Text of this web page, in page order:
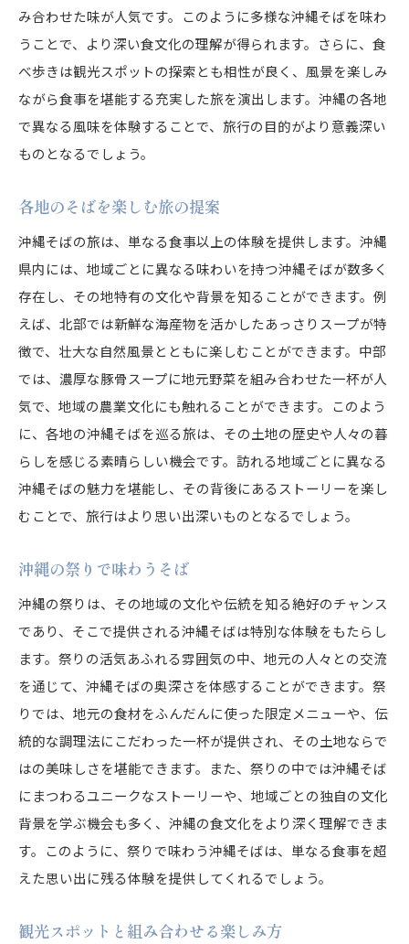
み合わせた味が人気です。このように多様な沖縄そばを味わ
うことで、より深い食文化の理解が得られます。さらに、食
べ歩きは観光スポットの探索とも相性が良く、風景を楽しみ
ながら食事を堪能する充実した旅を演出します。沖縄の各地
で異なる風味を体験することで、旅行の目的がより意義深い
ものとなるでしょう。
各地のそばを楽しむ旅の提案
沖縄そばの旅は、単なる食事以上の体験を提供します。沖縄
県内には、地域ごとに異なる味わいを持つ沖縄そばが数多く
存在し、その地特有の文化や背景を知ることができます。例
えば、北部では新鮮な海産物を活かしたあっさりスープが特
徴で、壮大な自然風景とともに楽しむことができます。中部
では、濃厚な豚骨スープに地元野菜を組み合わせた一杯が人
気で、地域の農業文化にも触れることができます。このよう
に、各地の沖縄そばを巡る旅は、その土地の歴史や人々の暮
らしを感じる素晴らしい機会です。訪れる地域ごとに異なる
沖縄そばの魅力を堪能し、その背後にあるストーリーを楽し
むことで、旅行はより思い出深いものとなるでしょう。
沖縄の祭りで味わうそば
沖縄の祭りは、その地域の文化や伝統を知る絶好のチャンス
であり、そこで提供される沖縄そばは特別な体験をもたらし
ます。祭りの活気あふれる雰囲気の中、地元の人々との交流
を通じて、沖縄そばの奥深さを体感することができます。祭
りでは、地元の食材をふんだんに使った限定メニューや、伝
統的な調理法にこだわった一杯が提供され、その土地ならで
はの美味しさを堪能できます。また、祭りの中では沖縄そば
にまつわるユニークなストーリーや、地域ごとの独自の文化
背景を学ぶ機会も多く、沖縄の食文化をより深く理解できま
す。このように、祭りで味わう沖縄そばは、単なる食事を超
えた思い出に残る体験を提供してくれるでしょう。
観光スポットと組み合わせる楽しみ方